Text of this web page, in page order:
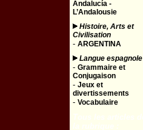
Andalucía -
L’Andalousie
Histoire, Arts et
Civilisation
- ARGENTINA
Langue espagnole
- Grammaire et
Conjugaison
- Jeux et
divertissements
- Vocabulaire